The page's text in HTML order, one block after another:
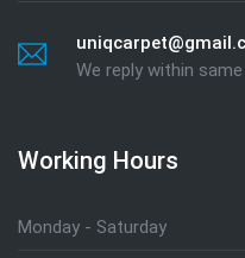
We reply within
Working Hours
Monday - Saturday